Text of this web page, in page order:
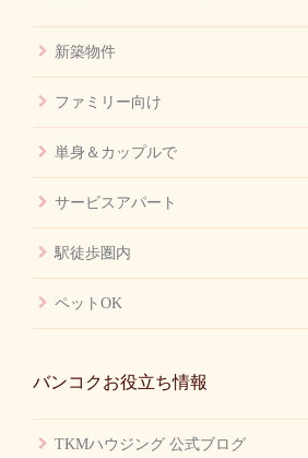
新築物件
ファミリー向け
単身＆カップルで
サービスアパート
駅徒歩圏内
ペットOK
バンコクお役立ち情報
TKMハウジング 公式ブログ